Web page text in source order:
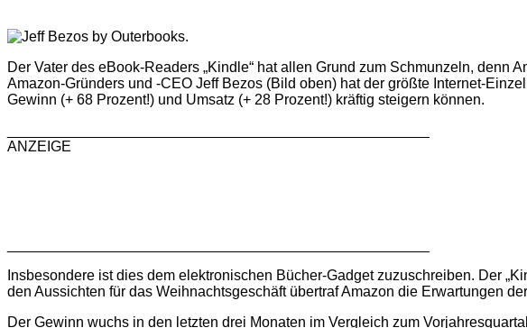
Der Vater des eBook-Readers „Kindle“ hat allen Grund zum Schmunzeln,
Amazon-Gründers und -CEO Jeff Bezos (Bild oben) hat der größte Internet-
Gewinn (+ 68 Prozent!) und Umsatz (+ 28 Prozent!) kräftig steigern können.
ANZEIGE
Insbesondere ist dies dem elektronischen Bücher-Gadget zuzuschreiben. Der
den Aussichten für das Weihnachtsgeschäft übertraf Amazon die Erwartungen
Der Gewinn wuchs in den letzten drei Monaten im Vergleich zum